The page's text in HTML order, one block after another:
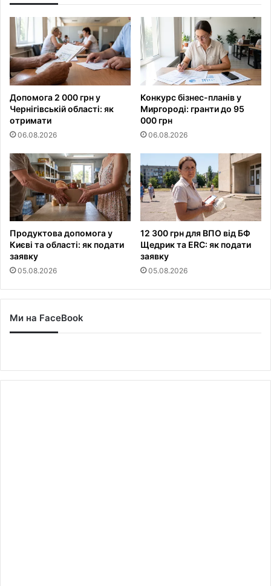
Допомога 2 000 грн у
Чернігівській області: як
отримати
06.08.2026
Конкурс бізнес-планів у
Миргороді: гранти до 95
000 грн
06.08.2026
Продуктова допомога у
Києві та області: як подати
заявку
05.08.2026
12 300 грн для ВПО від БФ
Щедрик та ERC: як подати
заявку
05.08.2026
Ми на FaceBook